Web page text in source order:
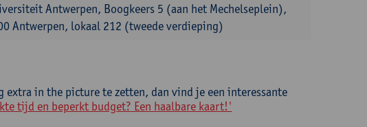
Antwerpen, Boogkeers 5 (aan het Mechelseplein),
Antwerpen, lokaal 212 (tweede verdieping)
extra in the picture te zetten, dan vind je een interessante
tijd en beperkt budget? Een haalbare kaart!'